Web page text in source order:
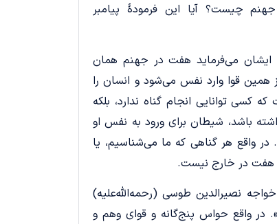
چیست؟ آیا این فرمودۀ پیامبر
ایشان می‌فرماید هفت در جهنم همان
همین قوا وارد نفس می‌شود و انسان را
توانایی انجام گناه ندارد، بلکه
باشد، شیطان برای ورود به نفس او
واقع هر گناهی که ما می‌شناسیم، یا
هفت در خارج نیست.
نصیرالدین طوسی (رحمه‌الله‌علیه)
در واقع حواس ‌پنج‌گانه و قوای وهم و